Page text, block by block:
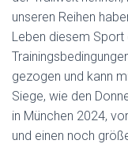
unseren Reihen
Leben diesem
gezogen und kann
Siege, wie den
in München 2024,
und einen noch